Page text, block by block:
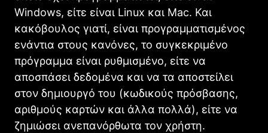
Windows, είτε είναι Linux και Mac. Και
κακόβουλος γιατί, είναι προγραμματισμένος
ενάντια στους κανόνες, το συγκεκριμένο
πρόγραμμα είναι ρυθμισμένο, είτε να
αποσπάσει δεδομένα και να τα αποστείλει
στον δημιουργό του (κωδικούς πρόσβασης,
αριθμούς καρτών και άλλα πολλά), είτε να
ζημιώσει ανεπανόρθωτα τον χρήστη.